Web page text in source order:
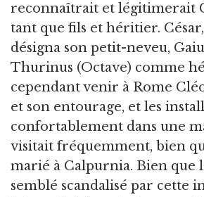
reconnaîtrait et légitimerait
tant que fils et héritier.
désigna son petit-neveu,
Thurinus (Octave) comme
cependant venir à Rome
et son entourage, et les
confortablement dans une
visitait fréquemment, bien
marié à Calpurnia. Bien que
semblé scandalisé par cette